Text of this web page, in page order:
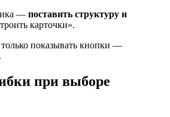
— поставить структуру и
карточки».
показывать кнопки —
при выборе